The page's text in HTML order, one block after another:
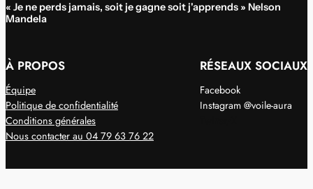
« Je ne perds jamais, soit je gagne soit j'apprends » Nelson
Mandela
À PROPOS
Équipe
Politique de confidentialité
Conditions générales
Nous contacter au 04 79 63 76 22
RÉSEAUX SOCIAUX
Facebook
Instagram @voile-aura